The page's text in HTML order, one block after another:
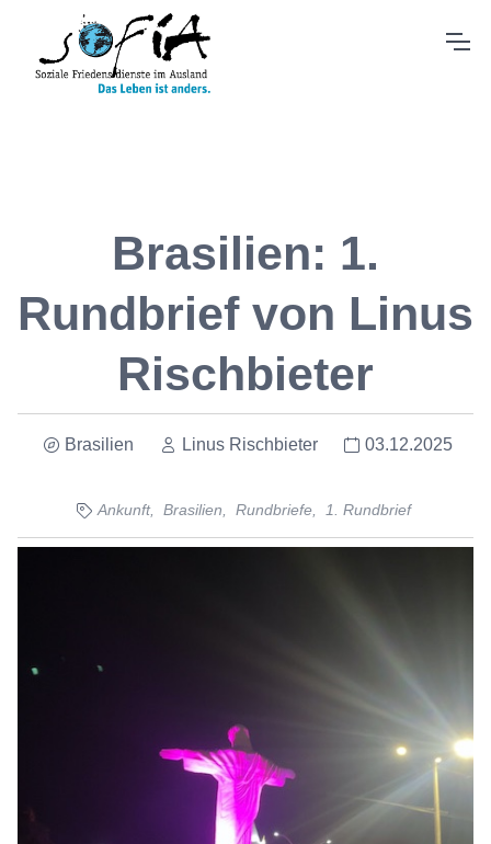
Brasilien: 1.
Rundbrief von Linus
Rischbieter
Brasilien Linus Rischbieter 03.12.2025
Ankunft, Brasilien, Rundbriefe, 1. Rundbrief